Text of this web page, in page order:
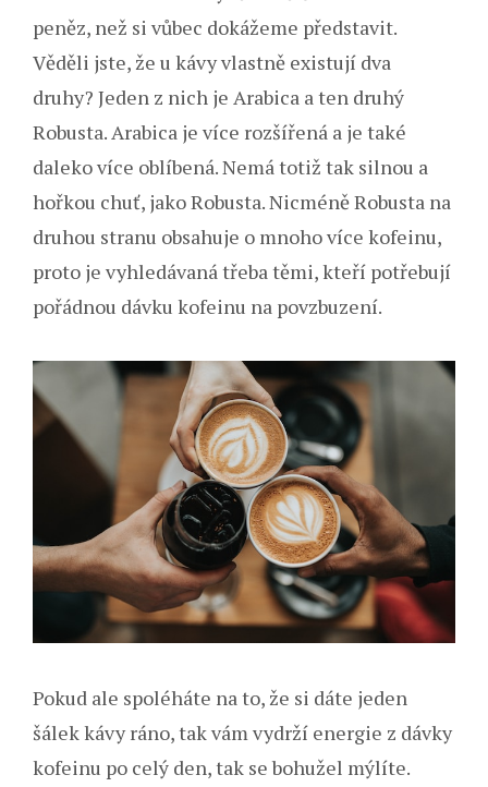
peněz, než si vůbec dokážeme představit.
Věděli jste, že u kávy vlastně existují dva
druhy? Jeden z nich je Arabica a ten druhý
Robusta. Arabica je více rozšířená a je také
daleko více oblíbená. Nemá totiž tak silnou a
hořkou chuť, jako Robusta. Nicméně Robusta na
druhou stranu obsahuje o mnoho více kofeinu,
proto je vyhledávaná třeba těmi, kteří potřebují
pořádnou dávku kofeinu na povzbuzení.
Pokud ale spoléháte na to, že si dáte jeden
šálek kávy ráno, tak vám vydrží energie z dávky
kofeinu po celý den, tak se bohužel mýlíte.